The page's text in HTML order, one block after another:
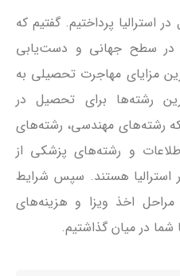
استرالیا پرداختیم. گفتیم که
در سطح جهانی و دست‌یابی
مزایای مهاجرت تحصیلی به
رشته‌ها برای تحصیل در
رشته‌های مهندسی، رشته‌های
و رشته‌های پزشکی از
استرالیا هستند. سپس شرایط
مراحل اخذ ویزا و هزینه‌های
شما در میان گذاشتیم.